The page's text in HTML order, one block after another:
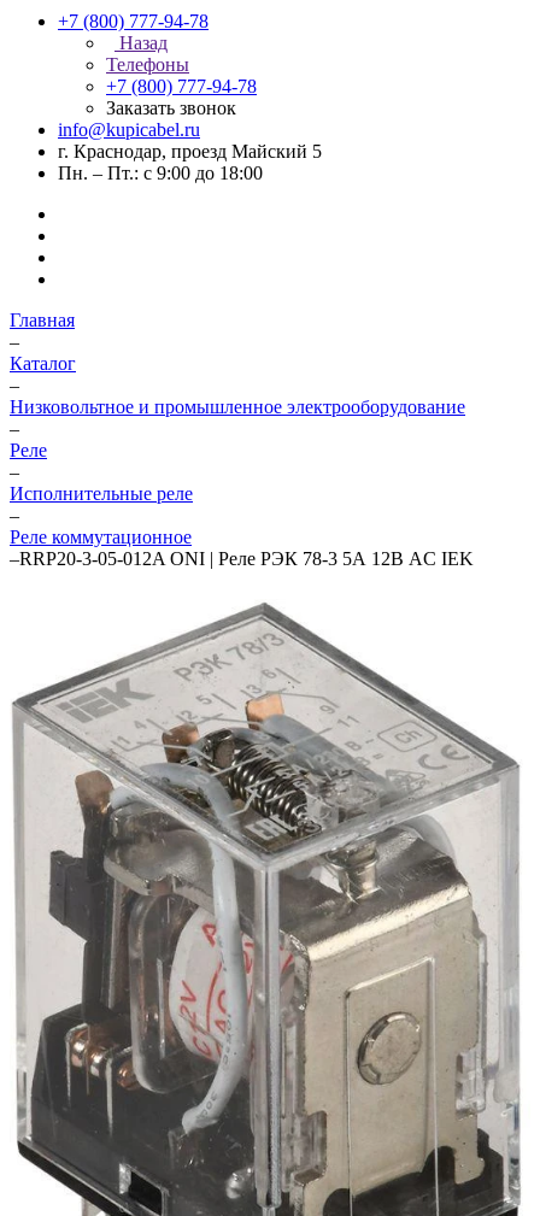
+7 (800) 777-94-78
Назад
Телефоны
+7 (800) 777-94-78
Заказать звонок
info@kupicabel.ru
г. Краснодар, проезд Майский 5
Пн. – Пт.: с 9:00 до 18:00
Главная
–
Каталог
–
Низковольтное и промышленное электрооборудование
–
Реле
–
Исполнительные реле
–
Реле коммутационное
–RRP20-3-05-012A ONI | Реле РЭК 78-3 5А 12В AC IEK